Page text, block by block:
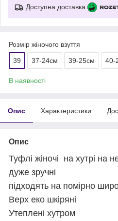
Доступна доставка
Розмір жіночого взуття
39 37-24см 39-25см 40-
В наявності
Опис Характеристики
Опис
Туфлі жіночі на хутрі на
дуже зручні
підходять на помірно
Верх еко шкіряні
Утеплені хутром